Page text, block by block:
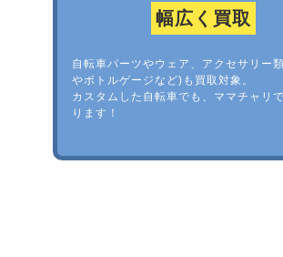
幅広く買取
自転車パーツやウェア、アクセサリー
やボトルゲージなど)も買取対象。
カスタムした自転車でも、ママチャリ
ります！